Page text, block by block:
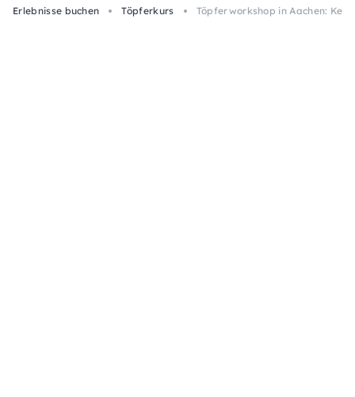
Erlebnisse buchen
Töpferkurs Töpferworkshop in Aachen: